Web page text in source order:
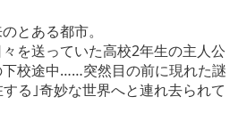
とある都市。
を送っていた高校2年生の主人公
校途中……突然目の前に現れた謎
る｣奇妙な世界へと連れ去られて